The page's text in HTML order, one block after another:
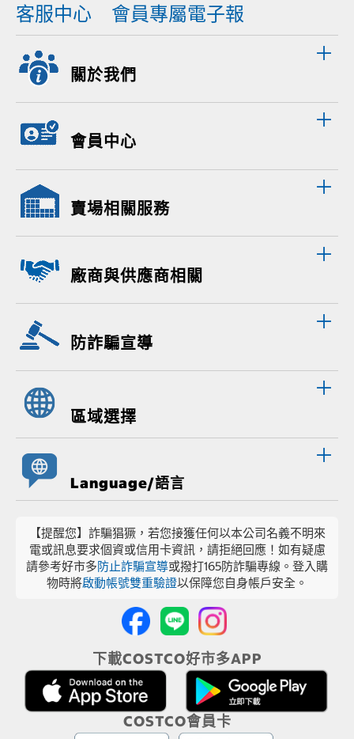
客服中心 會員專屬電子報
關於我們
會員中心
賣場相關服務
廠商與供應商相關
防詐騙宣導
區域選擇
Language/語言
【提醒您】詐騙猖獗，若您接獲任何以本公司名義不明來
電或訊息要求個資或信用卡資訊，請拒絕回應！如有疑慮
請參考好市多防止詐騙宣導或撥打165防詐騙專線。登入購
物時將啟動帳號雙重驗證以保障您自身帳戶安全。
下載COSTCO好市多APP
COSTCO會員卡